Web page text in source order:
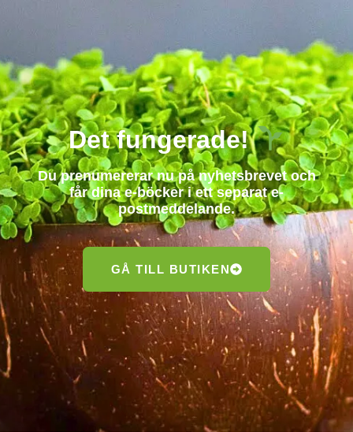
Det fungerade!
Du prenumererar nu på nyhetsbrevet och
får dina e-böcker i ett separat e-
postmeddelande.
GÅ TILL BUTIKEN